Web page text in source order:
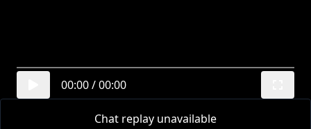
00:00/00:00
Chat replay unavailable